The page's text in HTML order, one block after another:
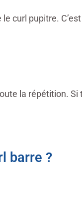
curl pupitre.
la répétition. Si
barre ?